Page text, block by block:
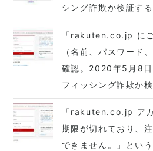
シング詐欺か検証する
「rakuten.co.jp に
（名前、パスワード
確認。2020年5月8
フィッシング詐欺か
「rakuten.co.jp ア
期限が切れており、
できません。」とい